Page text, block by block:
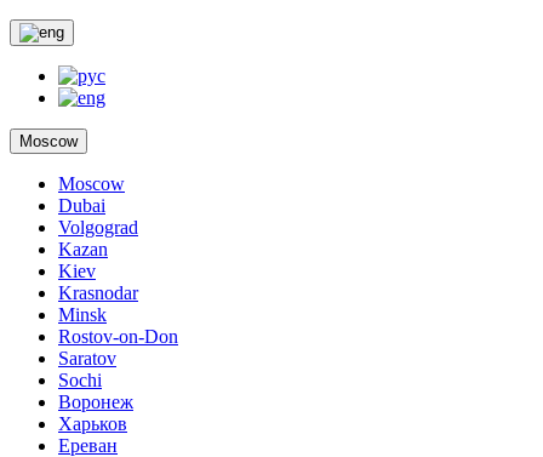
Moscow
Moscow
Dubai
Volgograd
Kazan
Kiev
Krasnodar
Minsk
Rostov-on-Don
Saratov
Sochi
Воронеж
Харьков
Ереван